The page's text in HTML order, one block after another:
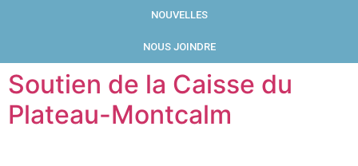
NOUVELLES
NOUS JOINDRE
Soutien de la Caisse du
Plateau-Montcalm